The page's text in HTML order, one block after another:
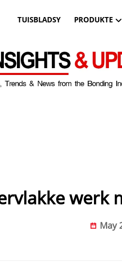
TUISBLADSY PRODUKTE
werk
May